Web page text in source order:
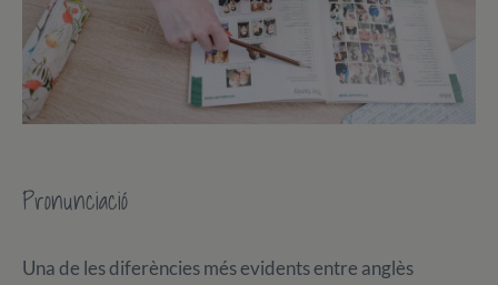
Pronunciació
Una de les diferències més evidents entre anglès